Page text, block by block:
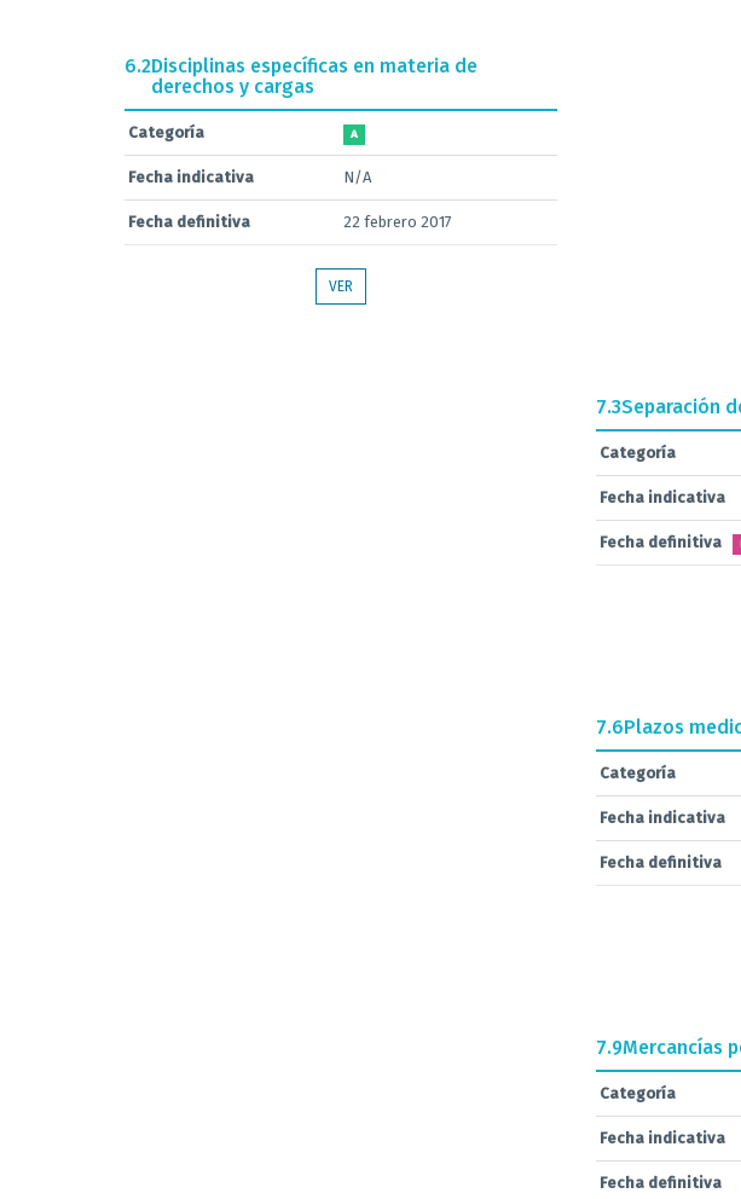
6.2Disciplinas específicas en materia de
derechos y cargas
Categoría A
Fecha indicativa N/A
Fecha definitiva 22 febrero 2017
VER
7.3Separación
Categoría
Fecha indicativa
Fecha definitiva
7.6Plazos
Categoría
Fecha indicativa
Fecha definitiva
7.9Mercancías
Categoría
Fecha indicativa
Fecha definitiva